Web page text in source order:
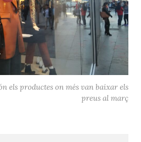
els productes on més van baixar els
preus al març